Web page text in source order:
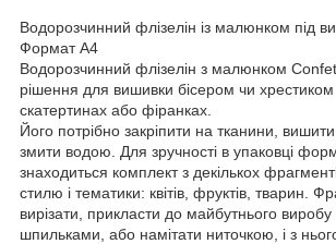
Водорозчинний флізелін із малюнком під
Формат А4
Водорозчинний флізелін з малюнком
рішення для вишивки бісером чи хрестиком
скатертинах або фіранках.
Його потрібно закріпити на тканини,
змити водою. Для зручності в упаковці
знаходиться комплект з декількох
стилю і тематики: квітів, фруктів, тварин.
вирізати, прикласти до майбутнього виробу
шпильками, або намітати ниточкою, і з